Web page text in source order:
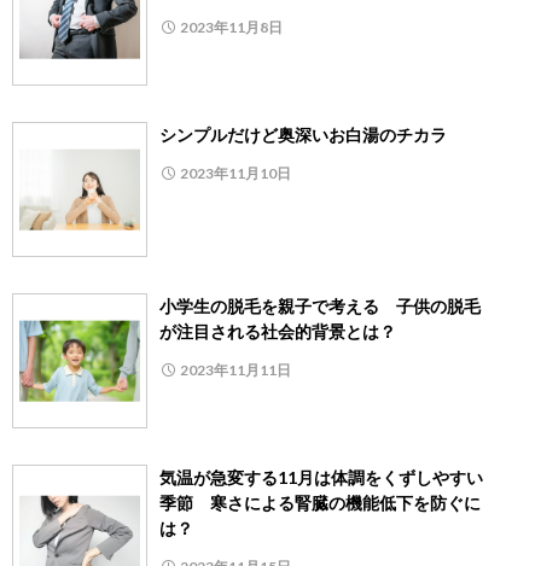
2023年11月8日
シンプルだけど奥深いお白湯のチカラ
2023年11月10日
小学生の脱毛を親子で考える 子供の脱毛
が注目される社会的背景とは？
2023年11月11日
気温が急変する11月は体調をくずしやすい
季節 寒さによる腎臓の機能低下を防ぐに
は？